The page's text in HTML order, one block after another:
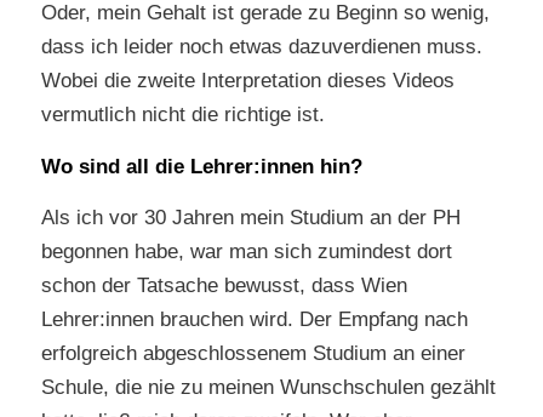
Oder, mein Gehalt ist gerade zu Beginn so wenig,
dass ich leider noch etwas dazuverdienen muss.
Wobei die zweite Interpretation dieses Videos
vermutlich nicht die richtige ist.
Wo sind all die Lehrer:innen hin?
Als ich vor 30 Jahren mein Studium an der PH
begonnen habe, war man sich zumindest dort
schon der Tatsache bewusst, dass Wien
Lehrer:innen brauchen wird. Der Empfang nach
erfolgreich abgeschlossenem Studium an einer
Schule, die nie zu meinen Wunschschulen gezählt